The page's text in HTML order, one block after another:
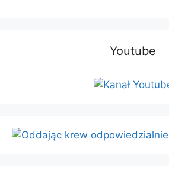
Youtube